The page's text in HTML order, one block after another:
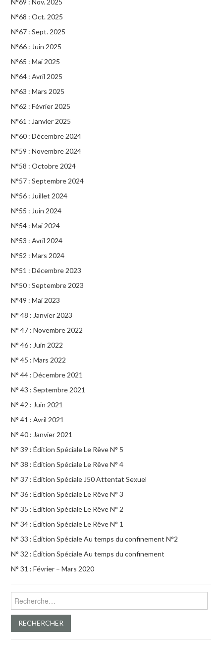
N°68 : Oct. 2025
N°67 : Sept. 2025
N°66 : Juin 2025
N°65 : Mai 2025
N°64 : Avril 2025
N°63 : Mars 2025
N°62 : Février 2025
N°61 : Janvier 2025
N°60 : Décembre 2024
N°59 : Novembre 2024
N°58 : Octobre 2024
N°57 : Septembre 2024
N°56 : Juillet 2024
N°55 : Juin 2024
N°54 : Mai 2024
N°53 : Avril 2024
N°52 : Mars 2024
N°51 : Décembre 2023
N°50 : Septembre 2023
N°49 : Mai 2023
N° 48 : Janvier 2023
N° 47 : Novembre 2022
N° 46 : Juin 2022
N° 45 : Mars 2022
N° 44 : Décembre 2021
N° 43 : Septembre 2021
N° 42 : Juin 2021
N° 41 : Avril 2021
N° 40 : Janvier 2021
N° 39 : Édition Spéciale Le Rêve N° 5
N° 38 : Édition Spéciale Le Rêve N° 4
N° 37 : Édition Spéciale J50 Attentat Sexuel
N° 36 : Édition Spéciale Le Rêve N° 3
N° 35 : Édition Spéciale Le Rêve N° 2
N° 34 : Édition Spéciale Le Rêve N° 1
N° 33 : Édition Spéciale Au temps du confinement N°2
N° 32 : Édition Spéciale Au temps du confinement
N° 31 : Février – Mars 2020